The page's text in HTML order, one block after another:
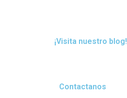
¡Visita nuestro blog!
Contactanos